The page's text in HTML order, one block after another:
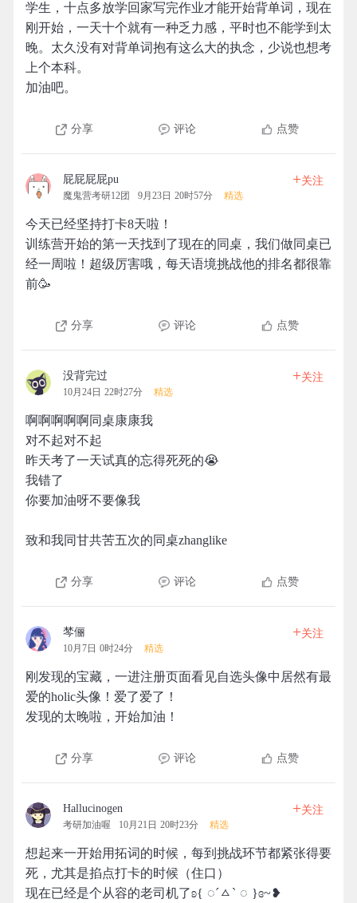
学生，十点多放学回家写完作业才能开始背单词，现在
刚开始，一天十个就有一种乏力感，平时也不能学到太
晚。太久没有对背单词抱有这么大的执念，少说也想考
上个本科。
加油吧。
分享 评论 点赞
屁屁屁屁pu
魔鬼营考研12团 9月23日 20时57分 精选
+关注
今天已经坚持打卡8天啦！
训练营开始的第一天找到了现在的同桌，我们做同桌已
经一周啦！超级厉害哦，每天语境挑战他的排名都很靠
前🥳
分享 评论 点赞
没背完过
10月24日 22时27分 精选
+关注
啊啊啊啊啊同桌康康我
对不起对不起
昨天考了一天试真的忘得死死的😭
我错了
你要加油呀不要像我
致和我同甘共苦五次的同桌zhanglike
分享 评论 点赞
棽俪
10月7日 0时24分 精选
+关注
刚发现的宝藏，一进注册页面看见自选头像中居然有最
爱的holic头像！爱了爱了！
发现的太晚啦，开始加油！
分享 评论 点赞
Hallucinogen
考研加油喔 10月21日 20时23分 精选
+关注
想起来一开始用拓词的时候，每到挑战环节都紧张得要
死，尤其是掐点打卡的时候（住口）
现在已经是个从容的老司机了ʚ{ ︎︎◌ˊㅿˋ ︎︎◌ }ɞ~❥